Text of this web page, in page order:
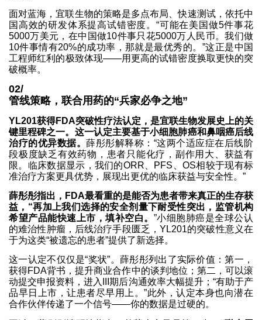
面对蓝海，宜联生物的策略是多点布局、快速测试，依托中
国高效的研发体系提高试错密度。“可能在美国做5件事花
5000万美元，在中国做10件事只花5000万人民币。我们做
10件事情有20%的成功率，那就是最优秀的。”这正是中国
工程师红利的极致体现——用更高的试错密度换取更快的突
破概率。
02/
管线策略，联合用药的“兵家必争之地”
YL201获得FDA突破性疗法认定，是宜联生物发展史上的关
键里程碑之一。这一认定主要基于小细胞肺癌和鼻咽癌后线
治疗的优异数据。薛彤彤解释称：“这两个适应症在后线阶
段极度缺乏有效药物，患者只能化疗，副作用大、获益有
限。临床数据显示，我们的ORR、PFS、OS相较于现有标
准治疗方案更具优势，展现出更优的临床获益与安全性。”
薛彤彤指出，FDA最看重的是能否为患者带来真正的生存获
益，“再加上我们选择的安全剂量下耐受性突出，监管机构
希望产品能快速上市，填补空白。 ”小细胞肺癌是全球公认
的难治性肿瘤，后线治疗手段匮乏，YL201的突破性意义在
于为这类“被遗忘的患者”提供了新选择。
这一认定不仅仅是“奖状”。薛彤彤列出了实际价值：第一，
获得FDA背书，提升商业合作中的谈判地位；第二，可以滚
动提交申报资料，进入III期后沟通效率大幅提升；“有助于产
品早日上市，让患者尽早用上。”此外，认定本身也向潜在
合作伙伴传递了一个信号——你的数据是过硬的。